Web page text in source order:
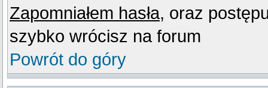
Zapomniałem hasła, oraz
szybko wrócisz na forum
Powrót do góry